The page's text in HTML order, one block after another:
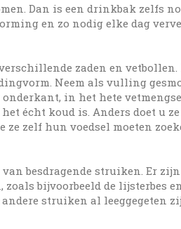
Dan is een drinkbak zelfs
en zo nodig elke dag
zaden en
Neem als vulling
in het hete
écht koud is. Anders doet u
zelf hun voedsel moeten
besdragende struiken. Er
bijvoorbeeld de lijsterbes
struiken al leeggegeten